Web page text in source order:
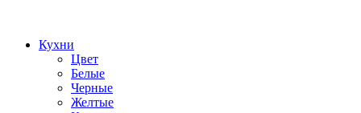
Кухни
Цвет
Белые
Черные
Желтые